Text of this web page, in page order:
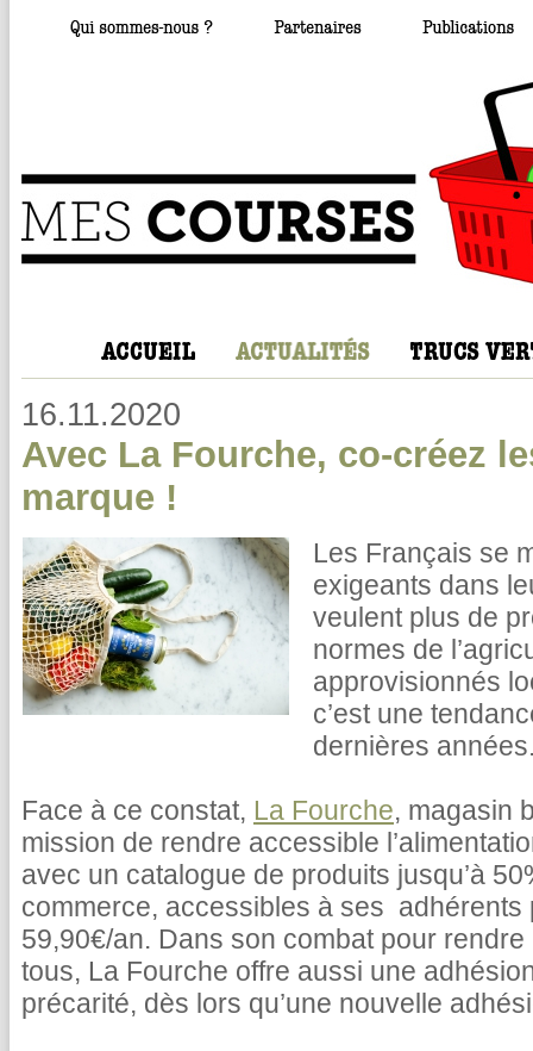
16.11.2020
Avec La Fourche, co-créez
marque !
Les Français se
exigeants dans
veulent plus de
normes de
approvisionnés
c’est une
dernières
Face à ce constat, La Fourche, magasin
mission de rendre accessible
avec un catalogue de produits jusqu’à
commerce, accessibles à ses adhérents
59,90€/an. Dans son combat pour
tous, La Fourche offre aussi une
précarité, dès lors qu’une nouvelle